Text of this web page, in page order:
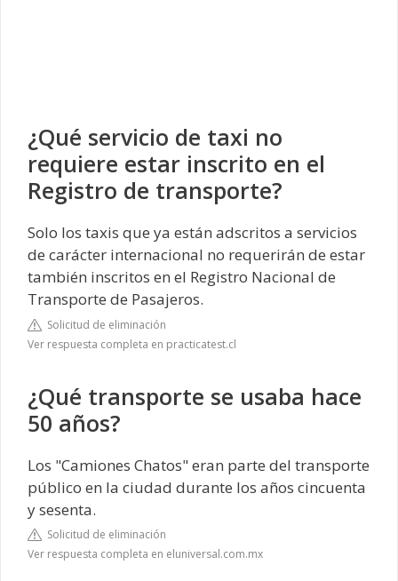
¿Qué servicio de taxi no
requiere estar inscrito en el
Registro de transporte?
Solo los taxis que ya están adscritos a servicios
de carácter internacional no requerirán de estar
también inscritos en el Registro Nacional de
Transporte de Pasajeros.
Solicitud de eliminación
Ver respuesta completa en practicatest.cl
¿Qué transporte se usaba hace
50 años?
Los "Camiones Chatos" eran parte del transporte
público en la ciudad durante los años cincuenta
y sesenta.
Solicitud de eliminación
Ver respuesta completa en eluniversal.com.mx